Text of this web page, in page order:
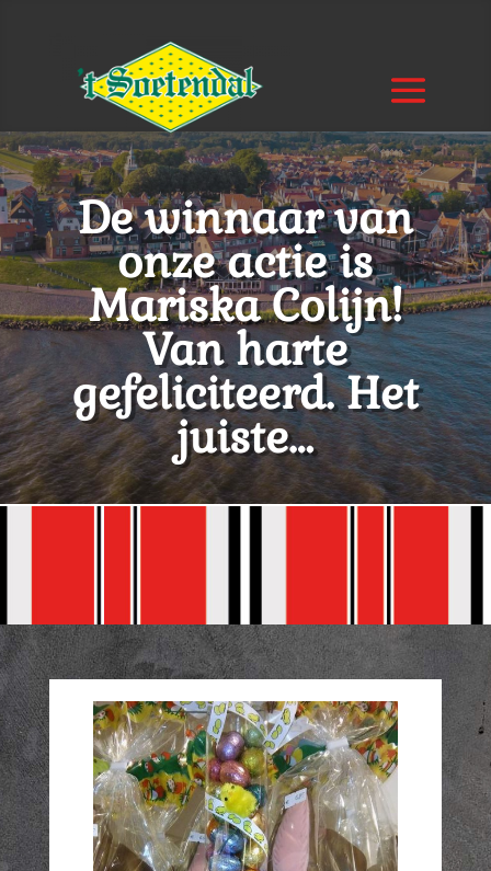
De winnaar van
onze actie is
Mariska Colijn!
Van harte
gefeliciteerd. Het
juiste…